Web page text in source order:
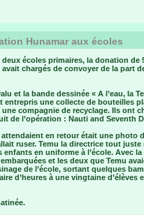
Hunamar aux écoles
écoles primaires, la donation de
chargés de convoyer de la part
et la bande dessinée « A l’eau, la
une collecte de bouteilles
compagnie de recyclage. Ils ont
de l’opération : Nauti and Seventh
en retour était une photo
ruser. Temu la directrice tout juste
en uniforme à l’école. Avec
et les deux que Temu
de l’école, sortant quelques
d’heures à une vingtaine d’élèves